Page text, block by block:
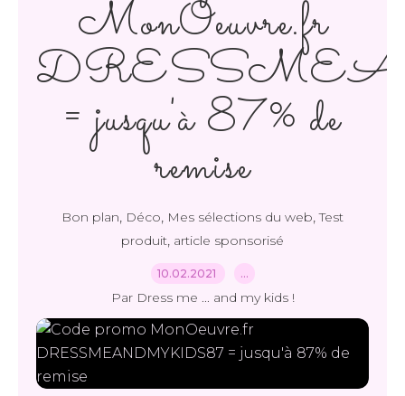
MonOeuvre.fr
= jusqu'à 87% de
remise
Bon plan, Déco, Mes sélections du web,Test
produit, article sponsorisé
10.02.2021 …
Par Dress me ... and my kids !